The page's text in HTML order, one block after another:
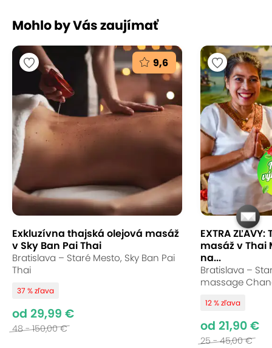
Mohlo by Vás zaujímať
9,6
Exkluzívna thajská olejová masáž
v Sky Ban Pai Thai
Bratislava – Staré Mesto, Sky Ban Pai
Thai
37 % zľava
od 29,99 €
48 - 150,00 €
EXTRA
masáž v Thai
na...
Bratislava –
massage
12 % zľava
od 21,90 €
25 - 45,00 €